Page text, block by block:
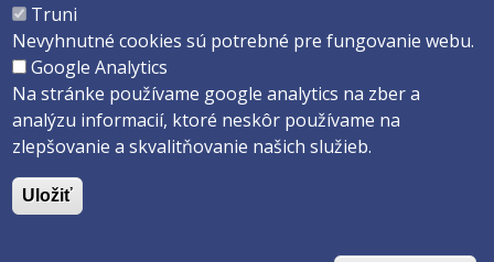
Päta
Správca obsahu
Vyhlásenie o prístupnosti
Cookies
Copyright ©2026 Filozofická fakulta · Trnavská Univerzita v Trnave
Created by
Truni
Nevyhnutné cookies sú potrebné pre fungovanie webu.
Google Analytics
Na stránke používame google analytics na zber a
analýzu informacií, ktoré neskôr používame na
zlepšovanie a skvalitňovanie našich služieb.
Uložiť